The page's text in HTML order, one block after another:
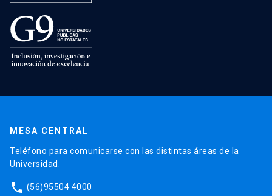
MESA CENTRAL
Teléfono para comunicarse con las distintas áreas de la
Universidad.
phone (56)95504 4000